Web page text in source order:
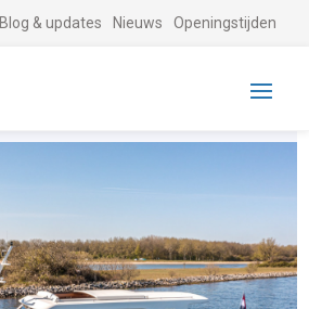
Blog & updates Nieuws Openingstijden